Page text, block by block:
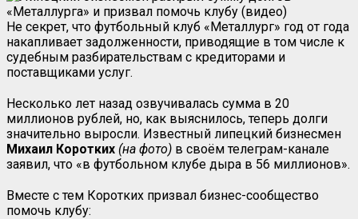
Не секрет, что футбольный клуб «Металлург» год от года
накапливает задолженности, приводящие в том числе к
судебным разбирательствам с кредиторами и
поставщиками услуг.
Несколько лет назад озвучивалась сумма в 20
миллионов рублей, но, как выяснилось, теперь долги
значительно выросли. Известный липецкий бизнесмен
Михаил Коротких (на фото) в своём телеграм-канале
заявил, что «в футбольном клубе дыра в 56 миллионов».
Вместе с тем Коротких призвал бизнес-сообщество
помочь клубу: